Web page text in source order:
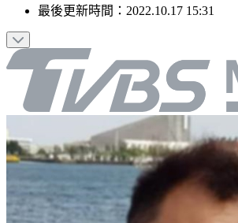
發佈時間：2022.10.17 15:31